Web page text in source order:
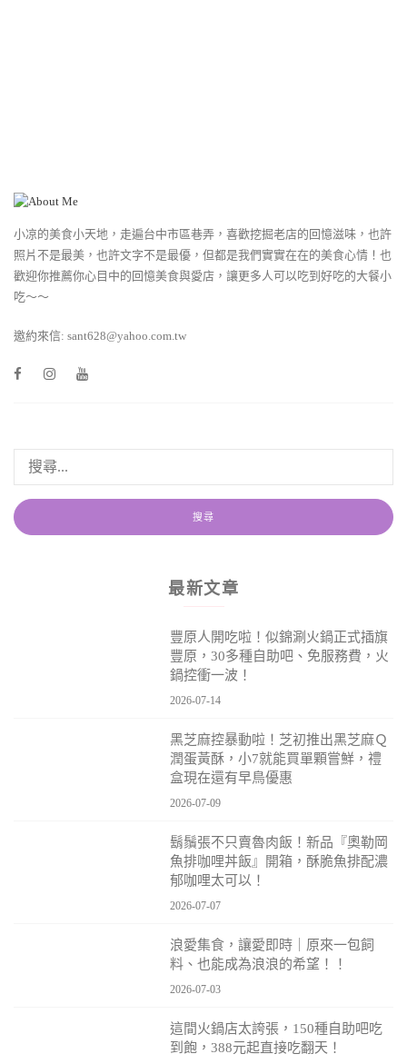
小凉的美食小天地，走遍台中市區巷弄，喜歡挖掘老店的回憶滋味，也許
照片不是最美，也許文字不是最優，但都是我們實實在在的美食心情！也
歡迎你推薦你心目中的回憶美食與愛店，讓更多人可以吃到好吃的大餐小
吃～～
邀約來信: sant628@yahoo.com.tw
最新文章
豐原人開吃啦！似錦涮火鍋正式插旗
豐原，30多種自助吧、免服務費，火
鍋控衝一波！
2026-07-14
黑芝麻控暴動啦！芝初推出黑芝麻Ｑ
潤蛋黃酥，小7就能買單顆嘗鮮，禮
盒現在還有早鳥優惠
2026-07-09
鬍鬚張不只賣魯肉飯！新品『奧勒岡
魚排咖哩丼飯』開箱，酥脆魚排配濃
郁咖哩太可以！
2026-07-07
浪愛集食，讓愛即時｜原來一包飼
料、也能成為浪浪的希望！！
2026-07-03
這間火鍋店太誇張，150種自助吧吃
到飽，388元起直接吃翻天！